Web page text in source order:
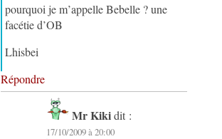
pourquoi je m’appelle Bebelle ? une
facétie d’OB
Lhisbei
Répondre
Mr Kiki dit :
17/10/2009 à 20:00